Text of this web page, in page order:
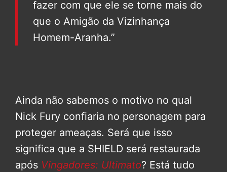
fazer com que ele se torne mais do
que o Amigão da Vizinhança
Homem-Aranha.”
Ainda não sabemos o motivo no qual
Nick Fury confiaria no personagem para
proteger ameaças. Será que isso
significa que a SHIELD será restaurada
após Vingadores: Ultimato? Está tudo